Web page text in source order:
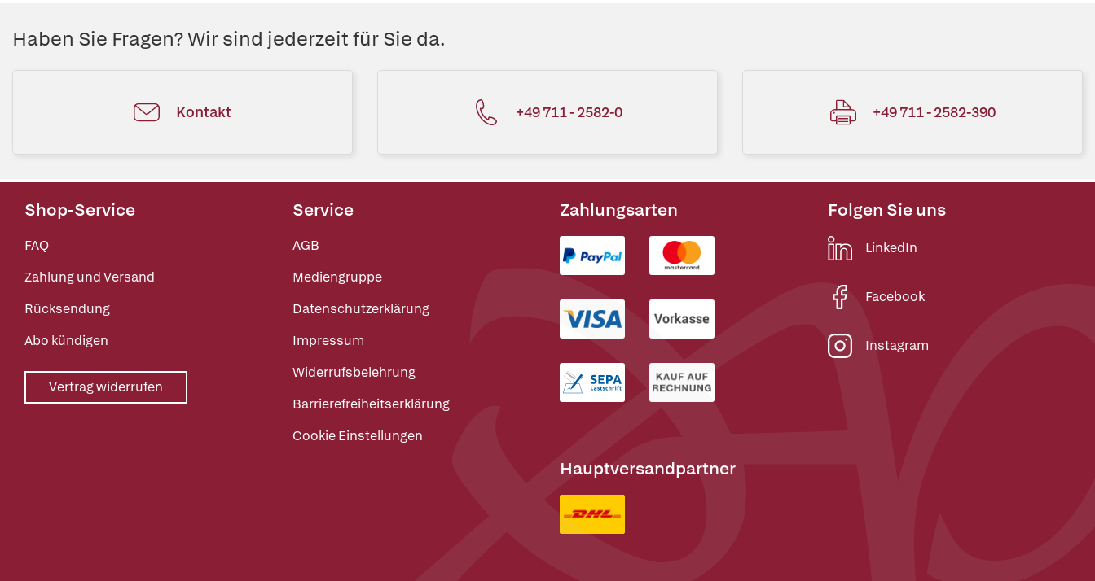
Haben Sie Fragen? Wir sind jederzeit für Sie da.
Kontakt +49 711 - 2582-0 +49 711 - 2582-390
Shop-Service
FAQ
Zahlung und Versand
Rücksendung
Abo kündigen
Vertrag widerrufen
Service
AGB
Mediengruppe
Datenschutzerklärung
Impressum
Widerrufsbelehrung
Barrierefreiheitserklärung
Cookie Einstellungen
Zahlungsarten
Hauptversandpartner
Folgen Sie uns
LinkedIn
Facebook
Instagram